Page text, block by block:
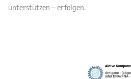
unterstützen – erfolgen.